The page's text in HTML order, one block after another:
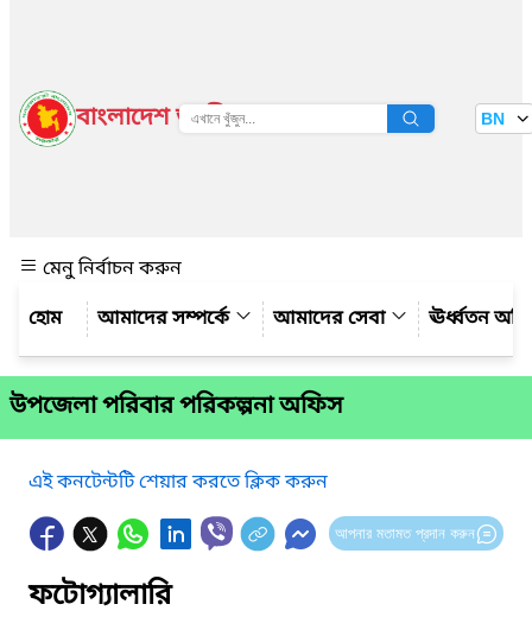
বাংলাদেশ জাতীয় তথ্য বাতায়ন BN
মেনু নির্বাচন করুন
আমাদের সম্পর্কে
আমাদের সেবা ঊর্ধ্বতন
উপজেলা পরিবার পরিকল্পনা অফিস
এই কনটেন্টটি শেয়ার করতে ক্লিক করুন
আপনার মতামত প্রদান করুন
ফটোগ্যালারি